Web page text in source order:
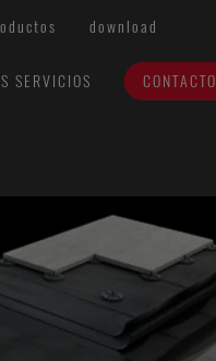
download
SERVICIOS CONTACTO